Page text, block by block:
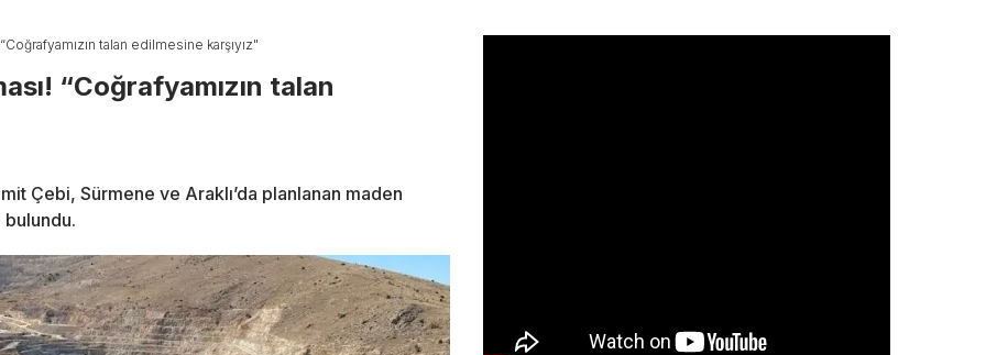
talan edilmesine karşıyız"
“Coğrafyamızın talan
Çebi, Sürmene ve Araklı’da planlanan maden